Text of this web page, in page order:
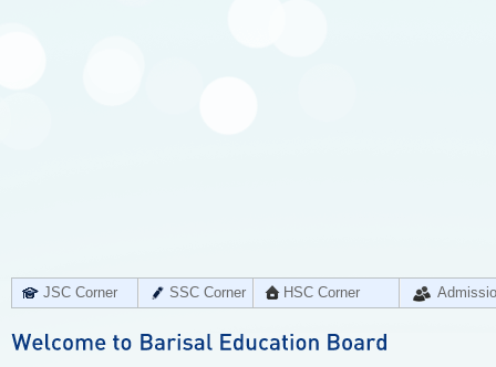
JSC Corner SSC Corner HSC Corner